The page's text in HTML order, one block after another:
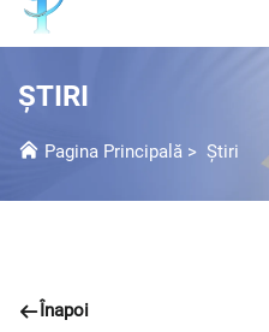
ȘTIRI
Pagina Principală > Știri
Înapoi